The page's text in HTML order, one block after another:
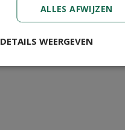
ALLES AFWIJZEN
DETAILS WEERGEVEN